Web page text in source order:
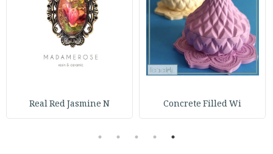
Concrete Filled Wi
Real Red Jasmine N
1
2
3
4
5